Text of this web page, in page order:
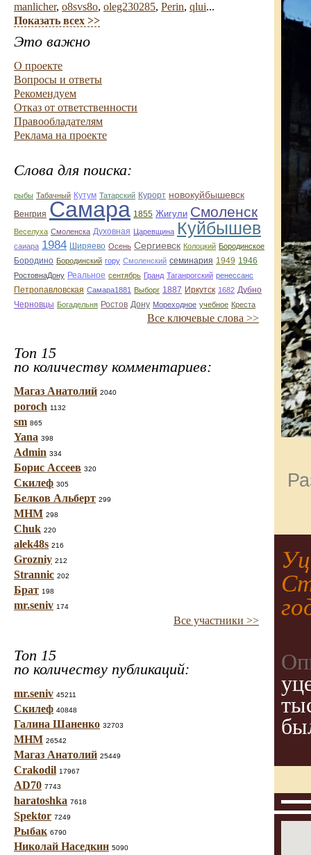
manlicher, o8svs8o, oleg230285, Perin, qlui...
Показать всех >>
Это важно
О проекте
Вопросы и ответы
Рекомендуем
Отказ от ответственности
Правообладателям
Реклама на проекте
Слова для поиска:
рыбы Табачный Кутум Татарский Курорт новокуйбышевск
Венгрия Самара 1855 Жигули Смоленск
Веселуха Смоленска Духовная Царевщина Куйбышев
саиара 1984 Ширяево Осень Сергиевск Колоцкий Бородинское
Бородино Бородинский гору Смоленский семинария 1949 1946
РостовнаДону Реальное сентябрь Гранд Таганрогский ренессанс
Петропавловская Самара1881 Выборг 1887 Иркутск 1682 Дубно
Черновцы Богадельня Ростов Дону Мореходное учебное Креста
Все ключевые слова >>
Топ 15
по количеству комментариев:
Магаз Анатолий 2040
poroch 1132
sm 865
Yana 398
Admin 334
Борис Ассеев 320
Скилеф 305
Белков Альберт 299
МНМ 298
Chuk 220
alek48s 216
Grozniy 212
Strannic 202
Брат 198
mr.seniv 174
Все участники >>
Топ 15
по количеству публикаций:
mr.seniv 45211
Скилеф 40848
Галина Шаненко 32703
МНМ 26542
Магаз Анатолий 25449
Crakodil 17967
AD70 7743
haratoshka 7618
Spektor 7249
Рыбак 6790
Николай Наседкин 5090